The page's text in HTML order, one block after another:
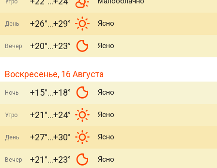
Утро
День +26° +29° Ясно
Вечер +20° +23° Ясно
Воскресенье, 16 Августа
Ночь +15° +18° Ясно
Утро +21° +24° Ясно
День +27° +30° Ясно
Вечер +21° +23° Ясно